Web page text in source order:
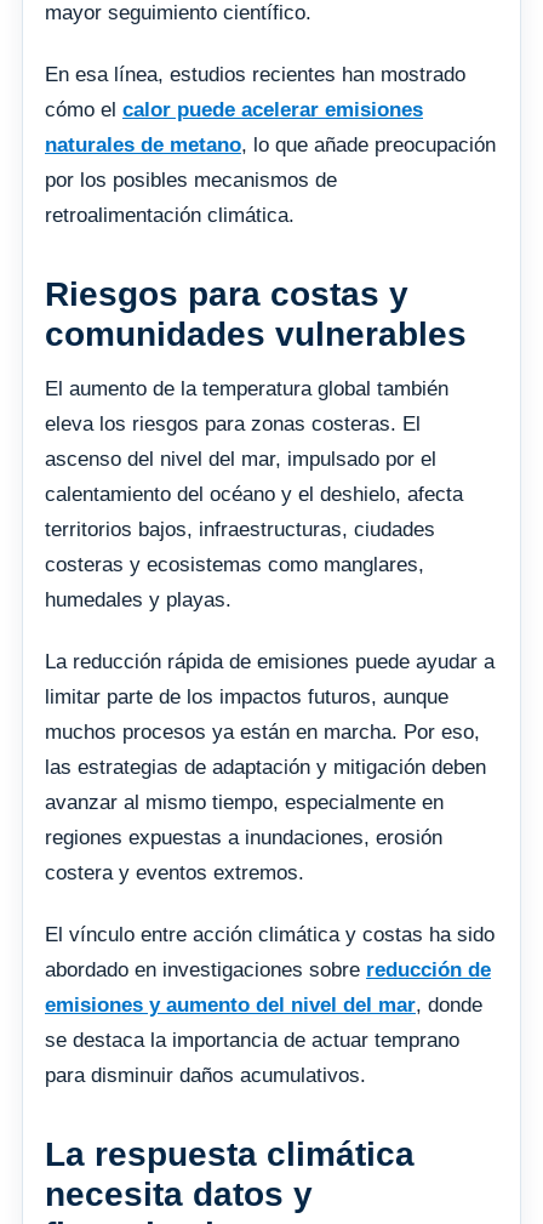
mayor seguimiento científico.
En esa línea, estudios recientes han mostrado
cómo el calor puede acelerar emisiones
naturales de metano, lo que añade preocupación
por los posibles mecanismos de
retroalimentación climática.
Riesgos para costas y
comunidades vulnerables
El aumento de la temperatura global también
eleva los riesgos para zonas costeras. El
ascenso del nivel del mar, impulsado por el
calentamiento del océano y el deshielo, afecta
territorios bajos, infraestructuras, ciudades
costeras y ecosistemas como manglares,
humedales y playas.
La reducción rápida de emisiones puede ayudar a
limitar parte de los impactos futuros, aunque
muchos procesos ya están en marcha. Por eso,
las estrategias de adaptación y mitigación deben
avanzar al mismo tiempo, especialmente en
regiones expuestas a inundaciones, erosión
costera y eventos extremos.
El vínculo entre acción climática y costas ha sido
abordado en investigaciones sobre reducción de
emisiones y aumento del nivel del mar, donde
se destaca la importancia de actuar temprano
para disminuir daños acumulativos.
La respuesta climática
necesita datos y